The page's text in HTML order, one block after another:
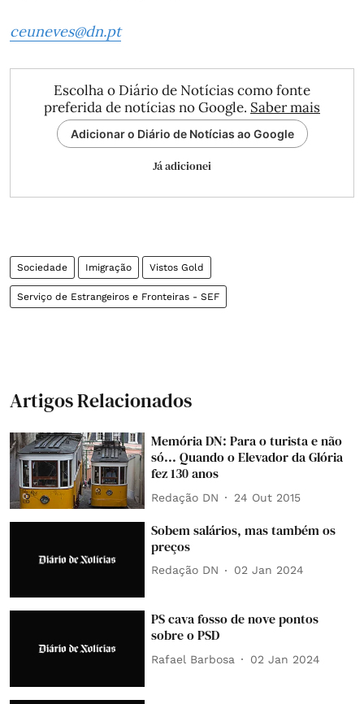
ceuneves@dn.pt
Escolha o Diário de Notícias como fonte
preferida de notícias no Google. Saber mais
Adicionar o Diário de Notícias ao Google
Já adicionei
Sociedade Imigração Vistos Gold
Serviço de Estrangeiros e Fronteiras - SEF
Artigos Relacionados
Memória DN: Para o turista e não
só... Quando o Elevador da Glória
fez 130 anos
Redação DN 24 Out 2015
Sobem salários, mas também os
preços
Redação DN 02 Jan 2024
PS cava fosso de nove pontos
sobre o PSD
Rafael Barbosa 02 Jan 2024